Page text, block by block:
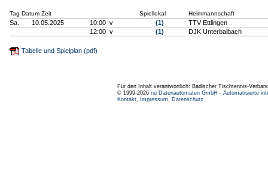
Tag Datum Zeit Spiellokal Heimmannschaft
Sa. 10.05.2025 10:00 v (1)
TTV Ettlingen
12:00 v
(1) DJK Unterbalbach
Tabelle und Spielplan (pdf)
Für den Inhalt verantwortlich: Badischer Tischtennis-
© 1999-2026 nu Datenautomaten GmbH - Automatisierte
Kontakt, Impressum, Datenschutz